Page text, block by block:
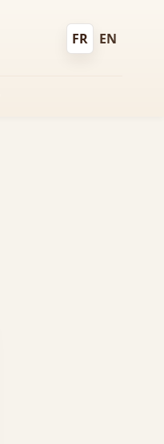
FR
Français
EN
English